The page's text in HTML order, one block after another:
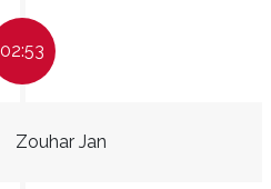
02:53
Zouhar Jan